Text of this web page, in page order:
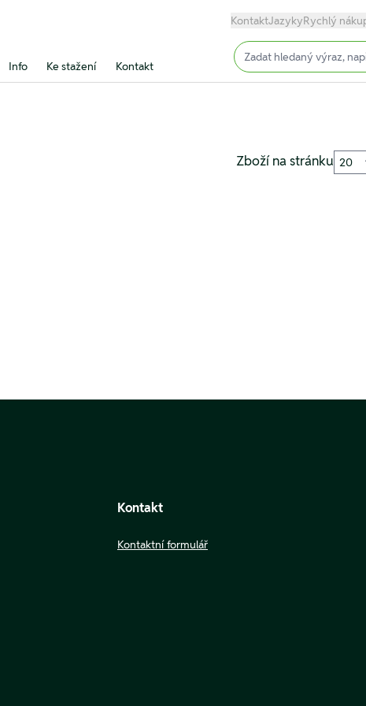
KontaktJazykyRychlý
Info Ke stažení Kontakt
Input (text)
Zboží na stránku
Kontakt
Kontaktní formulář